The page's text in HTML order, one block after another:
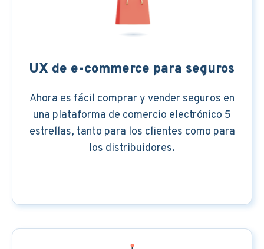
UX de e-commerce para seguros
Ahora es fácil comprar y vender seguros en
una plataforma de comercio electrónico 5
estrellas, tanto para los clientes como para
los distribuidores.